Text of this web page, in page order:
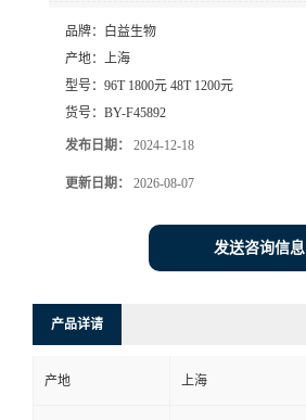
品牌：
白益生物
产地： 上海
型号： 96T 1800元 48T 1200元
货号： BY-F45892
发布日期： 2024-12-18
更新日期： 2026-08-07
发送咨询信息
产品详请
产地 上海